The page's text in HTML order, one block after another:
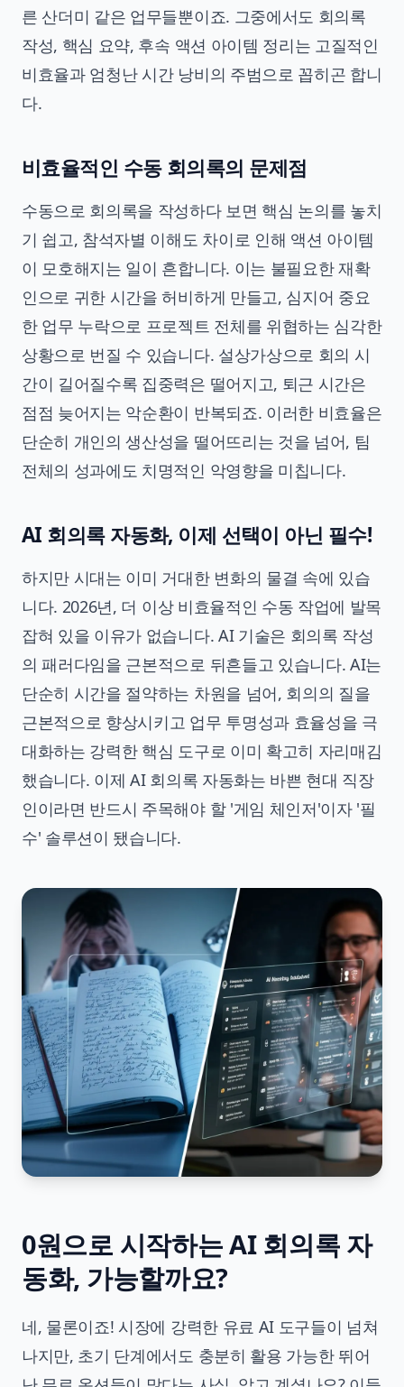
른 산더미 같은 업무들뿐이죠. 그중에서도 회의록
작성, 핵심 요약, 후속 액션 아이템 정리는 고질적인
비효율과 엄청난 시간 낭비의 주범으로 꼽히곤 합니
다.
비효율적인 수동 회의록의 문제점
수동으로 회의록을 작성하다 보면 핵심 논의를 놓치
기 쉽고, 참석자별 이해도 차이로 인해 액션 아이템
이 모호해지는 일이 흔합니다. 이는 불필요한 재확
인으로 귀한 시간을 허비하게 만들고, 심지어 중요
한 업무 누락으로 프로젝트 전체를 위협하는 심각한
상황으로 번질 수 있습니다. 설상가상으로 회의 시
간이 길어질수록 집중력은 떨어지고, 퇴근 시간은
점점 늦어지는 악순환이 반복되죠. 이러한 비효율은
단순히 개인의 생산성을 떨어뜨리는 것을 넘어, 팀
전체의 성과에도 치명적인 악영향을 미칩니다.
AI 회의록 자동화, 이제 선택이 아닌 필수!
하지만 시대는 이미 거대한 변화의 물결 속에 있습
니다. 2026년, 더 이상 비효율적인 수동 작업에 발목
잡혀 있을 이유가 없습니다. AI 기술은 회의록 작성
의 패러다임을 근본적으로 뒤흔들고 있습니다. AI는
단순히 시간을 절약하는 차원을 넘어, 회의의 질을
근본적으로 향상시키고 업무 투명성과 효율성을 극
대화하는 강력한 핵심 도구로 이미 확고히 자리매김
했습니다. 이제 AI 회의록 자동화는 바쁜 현대 직장
인이라면 반드시 주목해야 할 '게임 체인저'이자 '필
수' 솔루션이 됐습니다.
0원으로 시작하는 AI 회의록 자
동화, 가능할까요?
네, 물론이죠! 시장에 강력한 유료 AI 도구들이 넘쳐
나지만, 초기 단계에서도 충분히 활용 가능한 뛰어